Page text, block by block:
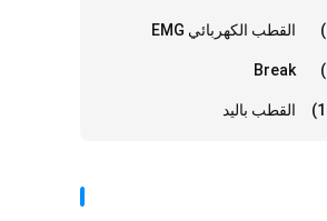
القطب الكهربائي EMG
Break
القطب باليد